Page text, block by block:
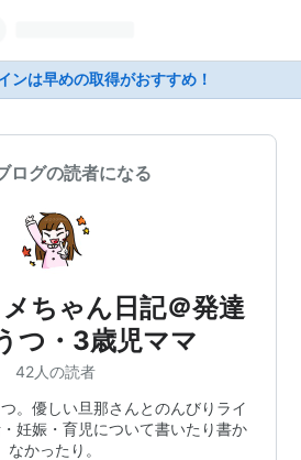
ンは早めの取得がおすすめ！
ログの読者になる
ちゃん日記＠発達
つ・3歳児ママ
42人の読者
。優しい旦那さんとのんびりライ
妊娠・育児について書いたり書か
なかったり。